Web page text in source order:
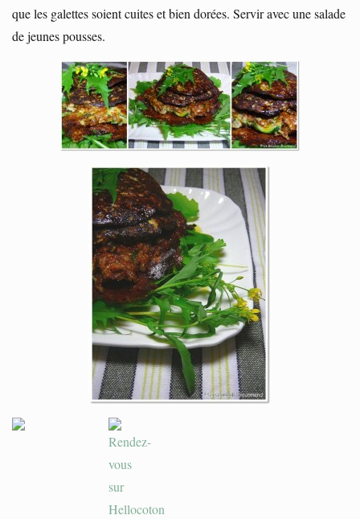
que les galettes soient cuites et bien dorées. Servir avec une salade
de jeunes pousses.